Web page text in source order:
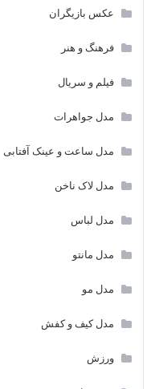
عکس بازیگران
فرهنگ و هنر
فیلم و سریال
مدل جواهرات
مدل ساعت و عینک آفتابی
مدل لاک ناخن
مدل لباس
مدل مانتو
مدل مو
مدل کیف و کفش
ورزش